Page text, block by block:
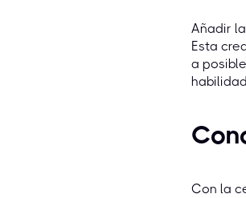
Añadir
Esta
a
Con la